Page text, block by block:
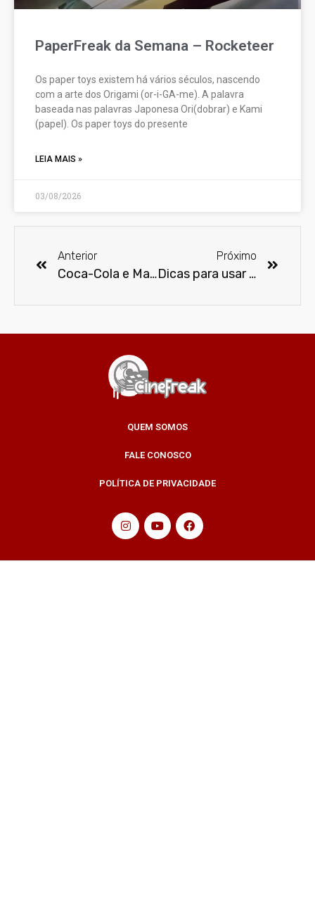
PaperFreak da Semana – Rocketeer
Os paper toys existem há vários séculos, nascendo
com a arte dos Origami (or-i-GA-me). A palavra
baseada nas palavras Japonesa Ori(dobrar) e Kami
(papel). Os paper toys do presente
LEIA MAIS »
03/08/2026
Anterior
Coca-Cola e Marvel se unem novamente
Próximo
Dicas para usar a Carteira Digital do seu celular com segurança
QUEM SOMOS
FALE CONOSCO
POLÍTICA DE PRIVACIDADE